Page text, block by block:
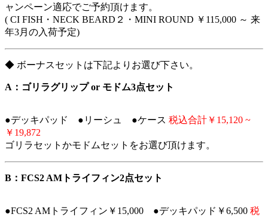
ャンペーン適応でご予約頂けます。
( CI FISH・NECK BEARD２・MINI ROUND ￥115,000 ～ 来
年3月の入荷予定)
◆ ボーナスセットは下記よりお選び下さい。
A：ゴリラグリップ or モドム3点セット
●デッキパッド ●リーシュ ●ケース 税込合計￥15,120 ~
￥19,872
ゴリラセットかモドムセットをお選び頂けます。
B：FCS2 AMトライフィン2点セット
●FCS2 AMトライフィン￥15,000 ●デッキパッド￥6,500 税